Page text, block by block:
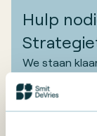
Hulp
We staan
maat
op voor een